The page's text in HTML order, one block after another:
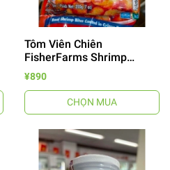
Tôm Viên Chiên
FisherFarms Shrimp
Poppers 200g
¥890
CHỌN MUA